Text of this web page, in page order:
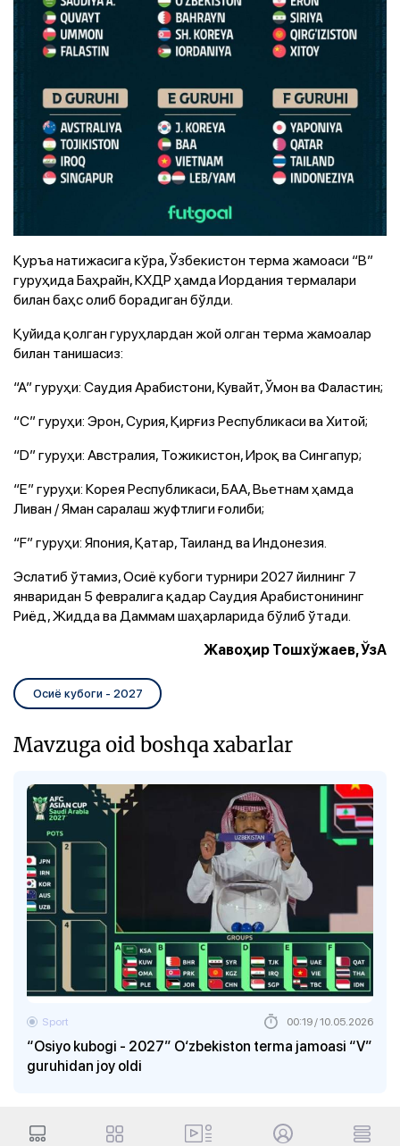
Қуръа натижасига кўра, Ўзбекистон терма жамоаси “В”
гуруҳида Баҳрайн, КХДР ҳамда Иордания термалари
билан баҳс олиб борадиган бўлди.
Қуйида қолган гуруҳлардан жой олган терма жамоалар
билан танишасиз:
“А” гуруҳи: Саудия Арабистони, Кувайт, Ўмон ва Фаластин;
“С” гуруҳи: Эрон, Сурия, Қирғиз Республикаси ва Хитой;
“D” гуруҳи: Австралия, Тожикистон, Ироқ ва Сингапур;
“Е” гуруҳи: Корея Республикаси, БАА, Вьетнам ҳамда
Ливан / Яман саралаш жуфтлиги ғолиби;
“F” гуруҳи: Япония, Қатар, Таиланд ва Индонезия.
Эслатиб ўтамиз, Осиё кубоги турнири 2027 йилнинг 7
январидан 5 февралига қадар Саудия Арабистонининг
Риёд, Жидда ва Даммам шаҳарларида бўлиб ўтади.
Жавоҳир Тошхўжаев, ЎзА
Осиё кубоги - 2027
Mavzuga oid boshqa xabarlar
“Osiyo kubogi - 2027” O‘zbekiston terma jamoasi “V”
guruhidan joy oldi
Sport 00:19 / 10.05.2026